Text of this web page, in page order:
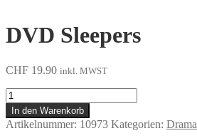
DVD Sleepers
CHF 19.90 inkl. MWST
Sleepers
Menge
In den Warenkorb
Artikelnummer: 10973 Kategorien: Drama